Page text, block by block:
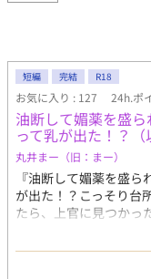
短編 完結 R18
お気に入り : 127 24h.ポ
油断して媚薬を盛
って乳が出た！？
丸井まー（旧：まー）
『油断して媚薬を盛
が出た！？こっそり台
たら、上官に見つかっ
イチャ編です。 ※♡喘
公開しております。